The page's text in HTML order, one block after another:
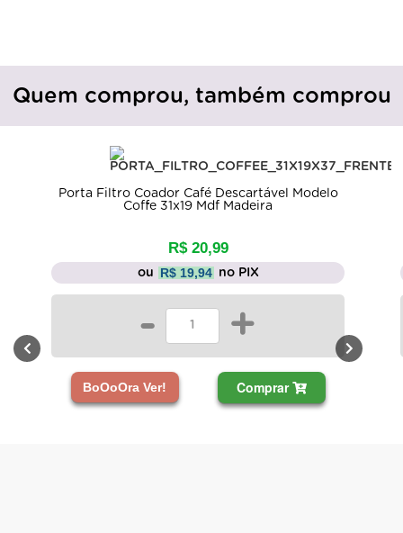
Quem comprou, também comprou
Porta Filtro Coador Café Descartável Modelo
Coffe 31x19 Mdf Madeira
R$ 20,99
ou R$ 19,94 no PIX
- +
BoOoOra Ver! Comprar